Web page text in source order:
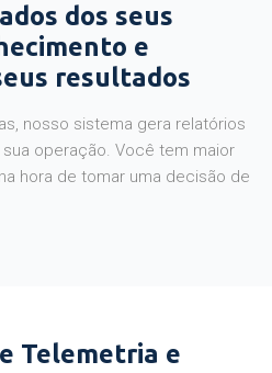
dos seus
e
resultados
nosso sistema gera relatórios
operação. Você tem maior
hora de tomar uma decisão de
Telemetria e